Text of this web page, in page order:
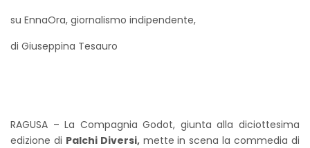
su EnnaOra, giornalismo indipendente,
di Giuseppina Tesauro
RAGUSA – La Compagnia Godot, giunta alla diciottesima
edizione di Palchi Diversi,mette in scena la commedia di